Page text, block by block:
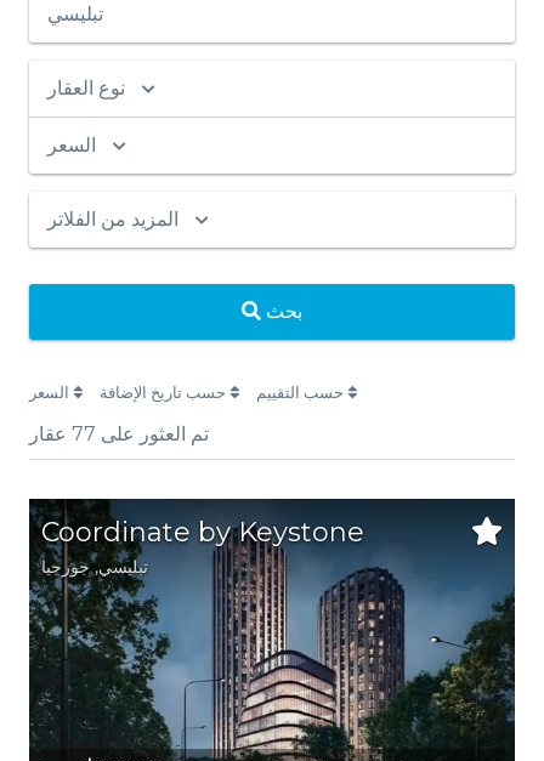
تبليسي
نوع العقار
السعر
المزيد من الفلاتر
بحث
تم العثور على 77 عقار
Coordinate by Keystone
تبليسي,جورجيا